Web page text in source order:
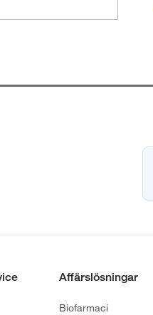
Affärslösningar
Biofarmaci